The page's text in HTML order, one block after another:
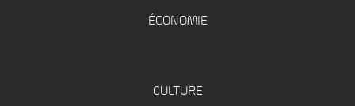
ÉCONOMIE
CULTURE